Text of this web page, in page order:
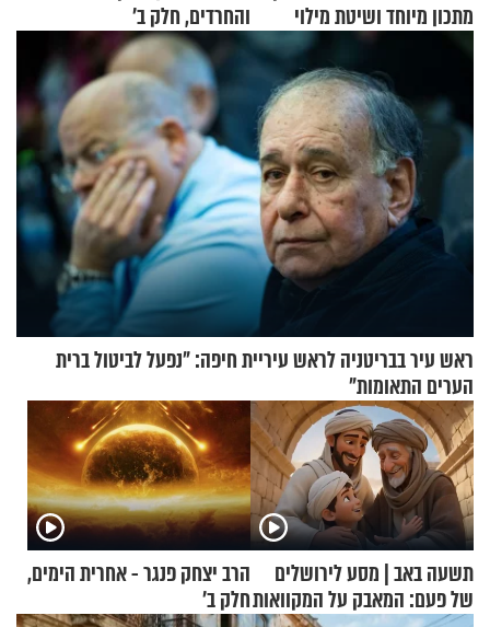
מתכון מיוחד ושיטת מילוי
שאתם חייבים לנסות
והחרדים, חלק ב’
ראש עיר בבריטניה לראש עיריית חיפה: ״נפעל לביטול ברית
הערים התאומות״
תשעה באב | מסע לירושלים
של פעם: המאבק על המקוואות
הרב יצחק פנגר - אחרית הימים,
חלק ב’